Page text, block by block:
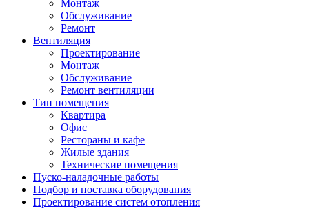
Монтаж
Обслуживание
Ремонт
Вентиляция
Проектирование
Монтаж
Обслуживание
Ремонт вентиляции
Тип помещения
Квартира
Офис
Рестораны и кафе
Жилые здания
Технические помещения
Пуско-наладочные работы
Подбор и поставка оборудования
Проектирование систем отопления